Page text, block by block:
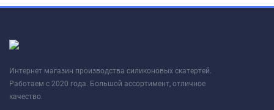
Фактический размер скатерти при получении по
длинной стороне в течении 1-3 недель (зависит
от температуры в помещении), также этот запас
Интернет магазин производства силиконовых скатертей.
Работаем с 2020 года. Большой ассортимент, отличное
качество.